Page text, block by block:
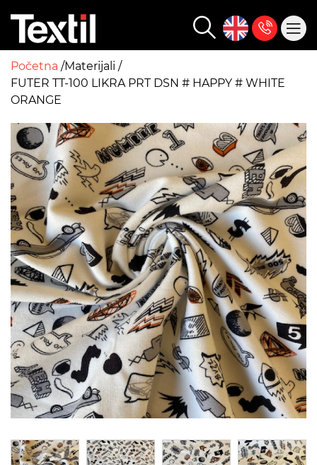
Početna Materijali
FUTER TT-100 LIKRA PRT DSN # HAPPY # WHITE
ORANGE